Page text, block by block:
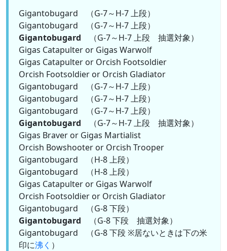
Gigantobugard （G-7～H-7 上段）
Gigantobugard （G-7～H-7 上段）
Gigantobugard （G-7～H-7 上段 抽選対象）
Gigas Catapulter or Gigas Warwolf
Gigas Catapulter or Orcish Footsoldier
Orcish Footsoldier or Orcish Gladiator
Gigantobugard （G-7～H-7 上段）
Gigantobugard （G-7～H-7 上段）
Gigantobugard （G-7～H-7 上段）
Gigantobugard （G-7～H-7 上段 抽選対象）
Gigas Braver or Gigas Martialist
Orcish Bowshooter or Orcish Trooper
Gigantobugard （H-8 上段）
Gigantobugard （H-8 上段）
Gigas Catapulter or Gigas Warwolf
Orcish Footsoldier or Orcish Gladiator
Gigantobugard （G-8 下段）
Gigantobugard （G-8 下段 抽選対象）
Gigantobugard （G-8 下段 ※居ないときは下の米
印に沸く ）